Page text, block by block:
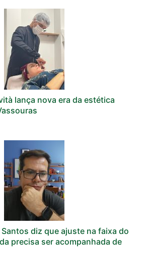
lança nova era da estética
diz que ajuste na faixa do
precisa ser acompanhada de